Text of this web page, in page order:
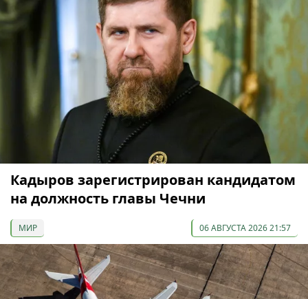
Кадыров зарегистрирован кандидатом
на должность главы Чечни
МИР 06 АВГУСТА 2026 21:57